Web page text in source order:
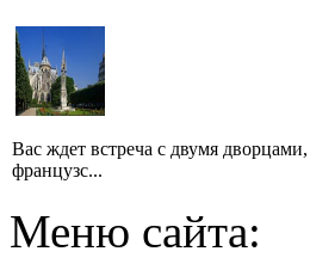
Вас ждет встреча с двумя
французс...
Меню сайта: